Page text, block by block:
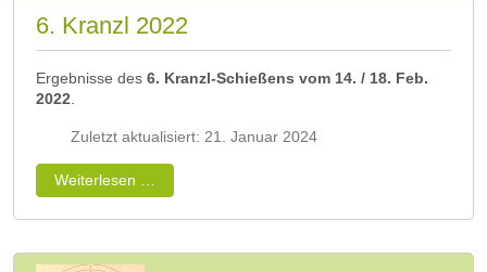
6. Kranzl 2022
Ergebnisse des 6. Kranzl-Schießens vom 14. / 18. Feb.
2022
Zuletzt aktualisiert: 21. Januar 2024
Weiterlesen …